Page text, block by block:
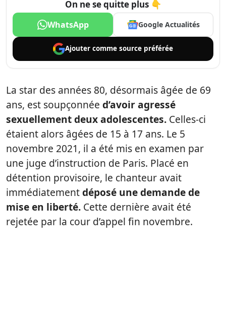
On ne se quitte plus 👇
WhatsApp Google Actualités
Ajouter comme source préférée
La star des années 80, désormais âgée de 69
ans, est soupçonnée d’avoir agressé
sexuellement deux adolescentes. Celles-ci
étaient alors âgées de 15 à 17 ans. Le 5
novembre 2021, il a été mis en examen par
une juge d’instruction de Paris. Placé en
détention provisoire, le chanteur avait
immédiatementdéposé une demande de
mise en liberté. Cette dernière avait été
rejetée par la cour d’appel fin novembre.